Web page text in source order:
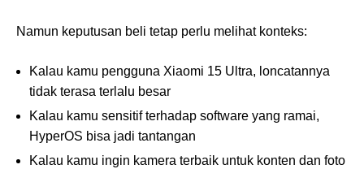
Namun keputusan beli tetap perlu melihat konteks:
Kalau kamu pengguna Xiaomi 15 Ultra, loncatannya
tidak terasa terlalu besar
Kalau kamu sensitif terhadap software yang ramai,
HyperOS bisa jadi tantangan
Kalau kamu ingin kamera terbaik untuk konten dan foto